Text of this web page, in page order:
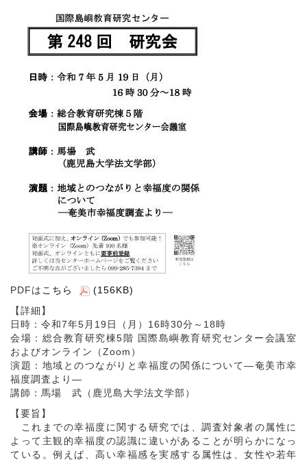
PDFは こちら
(156KB)
【詳細】
日時：令和7年5月19日（月）16時30分～18時
会場：総合教育研究棟5階 国際島嶼教育研究センター会議室
およびオンライン（Zoom）
演題：地域とのつながりと幸福度の関係について―奄美市幸
福度調査より―
講師：馬場 武（鹿児島大学法文学部）
【要旨】
これまでの幸福度に関する研究では、調査対象者の属性に
よって主観的幸福度の認識に違いがあることが明らかになっ
ている。例えば、高い幸福感を実感する属性は、女性や若年